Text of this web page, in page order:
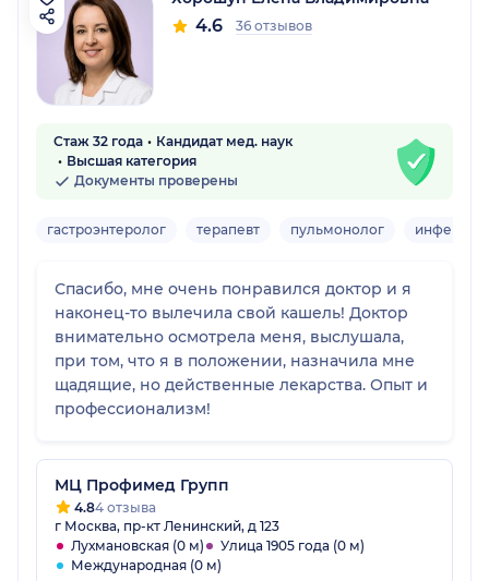
4.6 36 отзывов
Стаж 32 года
Кандидат мед. наук
Высшая категория
Документы проверены
гастроэнтеролог терапевт пульмонолог
Спасибо, мне очень понравился доктор и я
наконец-то вылечила свой кашель! Доктор
внимательно осмотрела меня, выслушала,
при том, что я в положении, назначила мне
щадящие, но действенные лекарства. Опыт и
профессионализм!
МЦ Профимед Групп
4.84 отзыва
г Москва, пр-кт Ленинский, д 123
Лухмановская (0 м)
Улица 1905 года (0 м)
Международная (0 м)